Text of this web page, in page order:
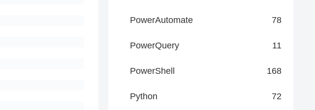
PowerAutomate 78
PowerQuery 11
PowerShell 168
Python 72